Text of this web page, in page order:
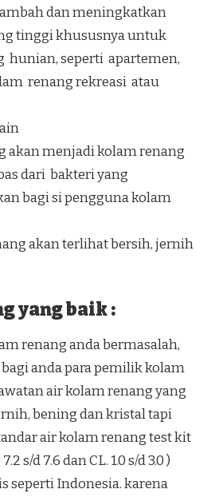
dan meningkatkan
tinggi khususnya untuk
hunian, seperti apartemen,
renang rekreasi atau
akan menjadi kolam renang
dari bakteri yang
bagi si pengguna kolam
akan terlihat bersih, jernih
yang baik :
renang anda bermasalah,
anda para pemilik kolam
air kolam renang yang
bening dan kristal tapi
air kolam renang test kit
s/d 7.6 dan CL. 1.0 s/d 3.0 )
seperti Indonesia. karena